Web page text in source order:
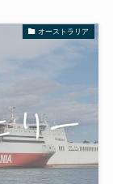
オーストラリア